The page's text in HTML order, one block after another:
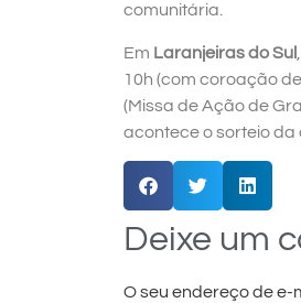
comunitária.
Em Laranjeiras do Sul
10h (com coroação
(Missa de Ação de
acontece o sorteio
Deixe um
O seu endereço de e-